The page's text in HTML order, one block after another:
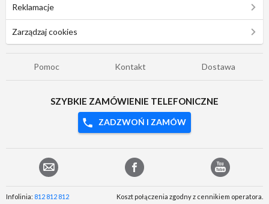
Reklamacje
Zarządzaj cookies
Pomoc Kontakt Dostawa
SZYBKIE ZAMÓWIENIE TELEFONICZNE
ZADZWOŃ I ZAMÓW
Infolinia: 812 812 812 Koszt połączenia zgodny z cennikiem operatora.